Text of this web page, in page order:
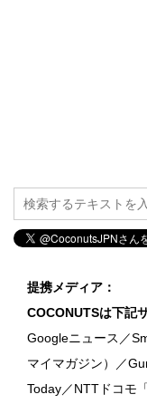
提携メディア：
COCONUTSは下記
Googleニュース／
マイマガジン）／
Today／NTTドコモ